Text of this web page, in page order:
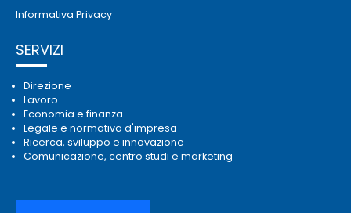
Informativa Privacy
SERVIZI
Direzione
Lavoro
Economia e finanza
Legale e normativa d'impresa
Ricerca, sviluppo e innovazione
Comunicazione, centro studi e marketing